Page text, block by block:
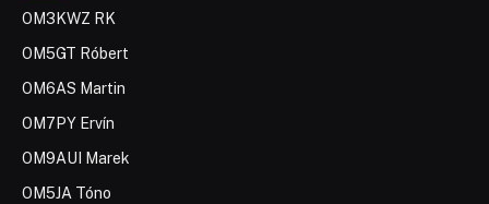
OM3KWZ RK
OM5GT Róbert
OM6AS Martin
OM7PY Ervín
OM9AUI Marek
OM5JA Tóno